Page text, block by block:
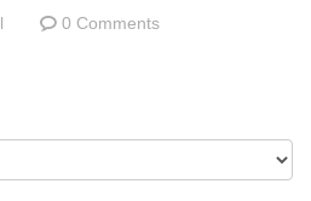
0 Comments